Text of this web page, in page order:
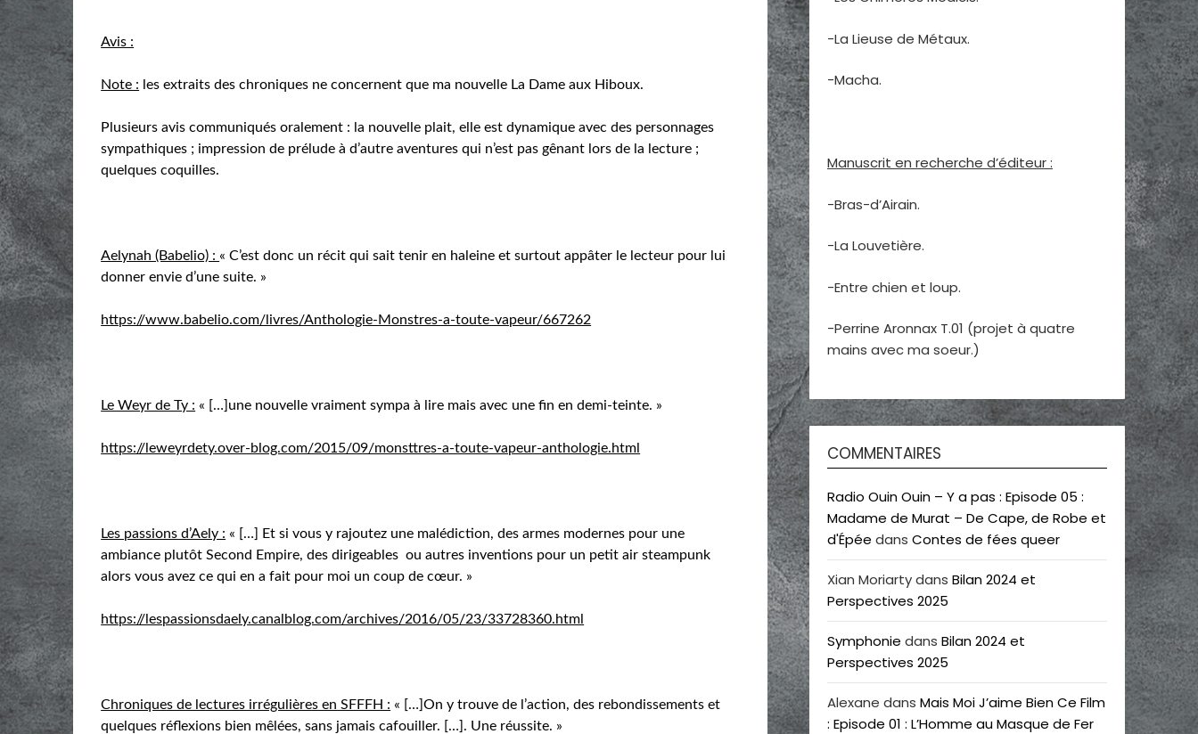
Avis :
Note : les extraits des chroniques ne concernent que ma nouvelle La Dame aux Hiboux.
Plusieurs avis communiqués oralement : la nouvelle plait, elle est dynamique avec des personnages
sympathiques ; impression de prélude à d’autre aventures qui n’est pas gênant lors de la lecture ;
quelques coquilles.
Aelynah (Babelio) : « C’est donc un récit qui sait tenir en haleine et surtout appâter le lecteur pour lui
donner envie d’une suite. »
https://www.babelio.com/livres/Anthologie-Monstres-a-toute-vapeur/667262
Le Weyr de Ty : « […]une nouvelle vraiment sympa à lire mais avec une fin en demi-teinte. »
https://leweyrdety.over-blog.com/2015/09/monsttres-a-toute-vapeur-anthologie.html
Les passions d’Aely : « […] Et si vous y rajoutez une malédiction, des armes modernes pour une
ambiance plutôt Second Empire, des dirigeables ou autres inventions pour un petit air steampunk
alors vous avez ce qui en a fait pour moi un coup de cœur. »
https://lespassionsdaely.canalblog.com/archives/2016/05/23/33728360.html
Chroniques de lectures irrégulières en SFFFH : « […]On y trouve de l’action, des rebondissements et
quelques réflexions bien mêlées, sans jamais cafouiller. […]. Une réussite. »
-La Lieuse de Métaux.
-Macha.
Manuscrit en recherche d’éditeur :
-Bras-d’Airain.
-La Louvetière.
-Entre chien et loup.
-Perrine Aronnax T.01 (projet à quatre
mains avec ma soeur.)
COMMENTAIRES
Radio Ouin Ouin – Y a pas : Episode 05 :
Madame de Murat – De Cape, de Robe et
d'Épée dans Contes de fées queer
Xian Moriartydans Bilan 2024 et
Perspectives 2025
Symphonie dans Bilan 2024 et
Perspectives 2025
Alexane dans Mais Moi J’aime Bien Ce Film
: Episode 01 : L’Homme au Masque de Fer